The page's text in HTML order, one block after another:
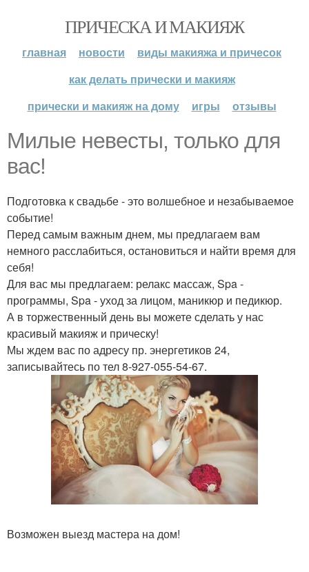
ПРИЧЕСКА И МАКИЯЖ
главная новости
виды макияжа и причесок
как делать прически и макияж
прически и макияж на дому
игры отзывы
Милые невесты, только для
вас!
Подготовка к свадьбе - это волшебное и незабываемое
событие!
Перед самым важным днем, мы предлагаем вам
немного расслабиться, остановиться и найти время для
себя!
Для вас мы предлагаем: релакс массаж, Spa -
программы, Spa - уход за лицом, маникюр и педикюр.
А в торжественный день вы можете сделать у нас
красивый макияж и прическу!
Мы ждем вас по адресу пр. энергетиков 24,
записывайтесь по тел 8-927-055-54-67.
Возможен выезд мастера на дом!